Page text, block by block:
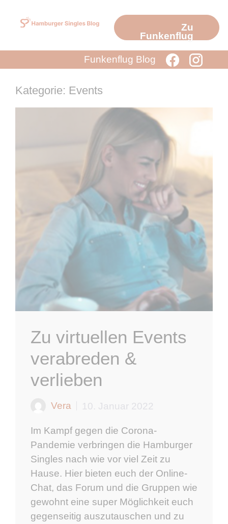
Inhalt
Zu
Funkenflug
Funkenflug Blog
Kategorie: Events
Zu virtuellen Events
verabreden &
verlieben
Vera 10. Januar 2022
Im Kampf gegen die Corona-
Pandemie verbringen die Hamburger
Singles nach wie vor viel Zeit zu
Hause. Hier bieten euch der Online-
Chat, das Forum und die Gruppen wie
gewohnt eine super Möglichkeit euch
gegenseitig auszutauschen und zu